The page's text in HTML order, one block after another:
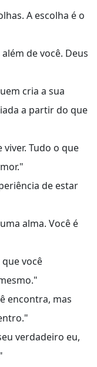
A escolha é o
de você. Deus
cria a sua
a partir do que
Tudo o que
de estar
alma. Você é
você
encontra, mas
verdadeiro eu,